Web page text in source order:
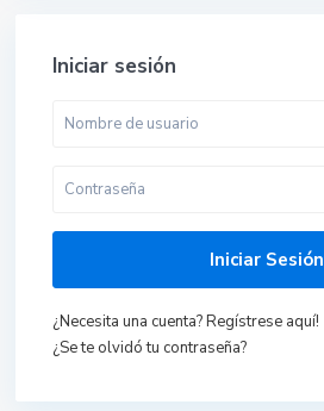
Iniciar sesión
Iniciar Sesión
¿Necesita una cuenta? Regístrese aquí!
¿Se te olvidó tu contraseña?